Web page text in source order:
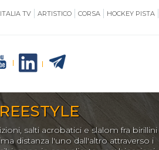
TV ARTISTICO CORSA HOCKEY PISTA
salti acrobatici e slalom fra birillini
distanza l'uno dall'altro attraverso i